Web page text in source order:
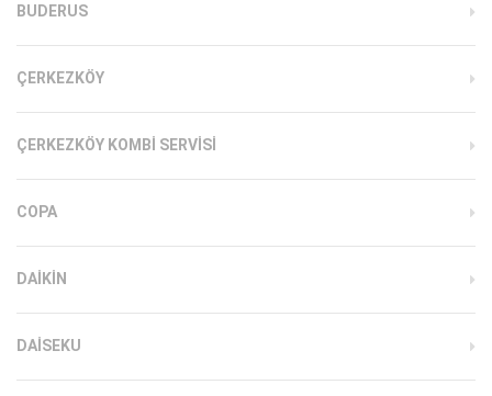
BUDERUS
ÇERKEZKÖY
ÇERKEZKÖY KOMBI SERVISI
COPA
DAIKIN
DAISEKU